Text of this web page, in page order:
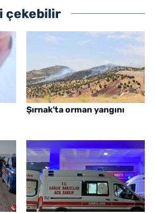
çekebilir
Şırnak'ta orman yangını